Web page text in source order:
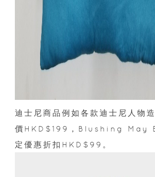
迪士尼商品例如各款迪士尼人物
價HKD$199，Blushing May
定優惠折扣HKD$99。